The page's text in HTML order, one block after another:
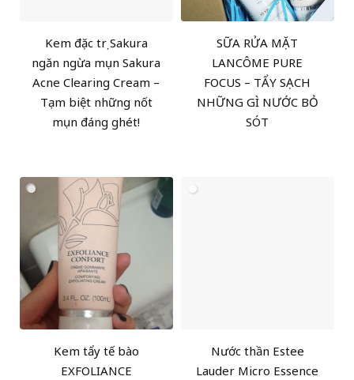
Kem đặc trị Sakura
ngăn ngừa mụn Sakura
Acne Clearing Cream –
Tạm biệt những nốt
mụn đáng ghét!
SỮA RỬA MẶT
LANCÔME PURE
FOCUS – TẨY SẠCH
NHỮNG GÌ NƯỚC BỎ
SÓT
Kem tẩy tế bào
EXFOLIANCE
Nước thần Estee
Lauder Micro Essence